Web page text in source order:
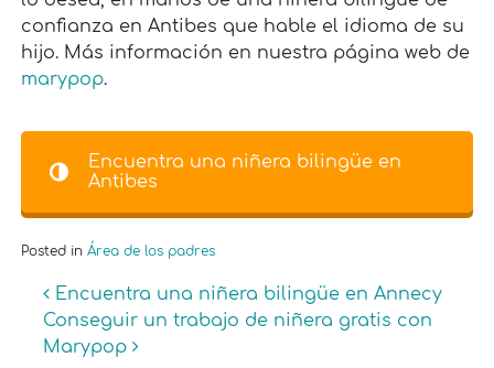
confianza en Antibes que hable el idioma de su
hijo. Más información en nuestra página web de
marypop.
Encuentra una niñera bilingüe en
Antibes
Posted inÁrea de los padres
Post navigation
Encuentra una niñera bilingüe en Annecy
Conseguir un trabajo de niñera gratis con
Marypop